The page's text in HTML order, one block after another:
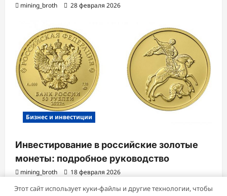
mining_broth 28 февраля 2026
Бизнес и инвестиции
Инвестирование в российские золотые
монеты: подробное руководство
mining_broth 18 февраля 2026
Этот сайт использует куки-файлы и другие технологии, чтобы